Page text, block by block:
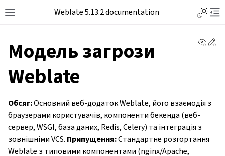
Toggle site navigation sidebar
Weblate 5.13.2 documentation
Модель загрози
Weblate
Обсяг:Основний веб-додаток Weblate, його взаємодія з
браузерами користувачів, компоненти бекенда (веб-
сервер, WSGI, база даних, Redis, Celery) та інтеграція з
зовнішніми VCS. Припущення:Стандартне розгортання
Weblate з типовими компонентами (nginx/Apache,